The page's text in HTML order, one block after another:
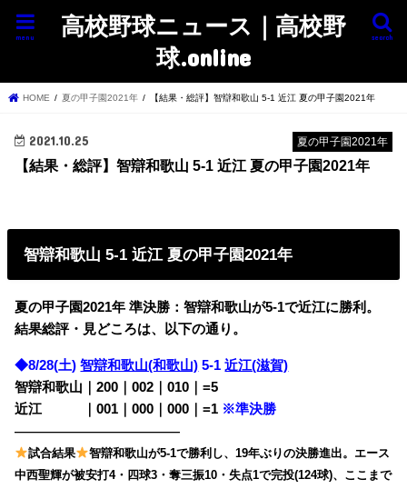
高校野球ニュース｜高校野
球.online
search
menu
HOME 夏の甲子園2021年 【結果・総評】智辯和歌山 5-1 近江 夏の甲子園2021年
夏の甲子園2021年
2021.10.25
【結果・総評】智辯和歌山 5-1 近江 夏の甲子園2021年
智辯和歌山 5-1 近江 夏の甲子園2021年
夏の甲子園2021年 準決勝：智辯和歌山が5-1で近江に勝利。
結果総評・見どころは、以下の通り。
◆8/28(土)智辯和歌山(和歌山) 5-1近江(滋賀)
智辯和歌山｜200｜002｜010｜=5
近江
｜001｜000｜000｜=1 ※準決勝
——————————————
試合結果
智辯和歌山が5-1で勝利し、19年ぶりの決勝進出。エース
中西聖輝が被安打4・四球3・奪三振10・失点1で完投(124球)、ここまで